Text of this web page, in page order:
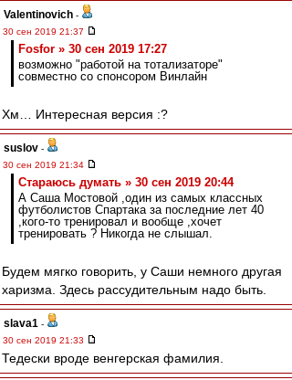
Valentinovich -
30 сен 2019 21:37
Fosfor » 30 сен 2019 17:27
возможно "работой на тотализаторе"
совместно со спонсором Винлайн
Хм… Интересная версия :?
suslov -
30 сен 2019 21:34
Стараюсь думать » 30 сен 2019 20:44
А Саша Мостовой ,один из самых классных
футболистов Спартака за последние лет 40
,кого-то тренировал и вообще ,хочет
тренировать ? Никогда не слышал.
Будем мягко говорить, у Саши немного другая
харизма. Здесь рассудительным надо быть.
slava1 -
30 сен 2019 21:33
Тедески вроде венгерская фамилия.